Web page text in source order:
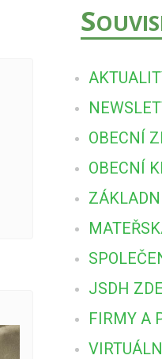
S
OBECNÍ
OBECNÍ
JSDH
FIRMY A